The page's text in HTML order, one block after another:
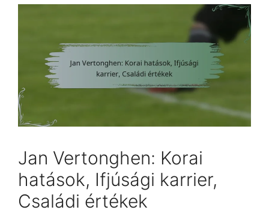
Jan Vertonghen: Korai
hatások, Ifjúsági karrier,
Családi értékek